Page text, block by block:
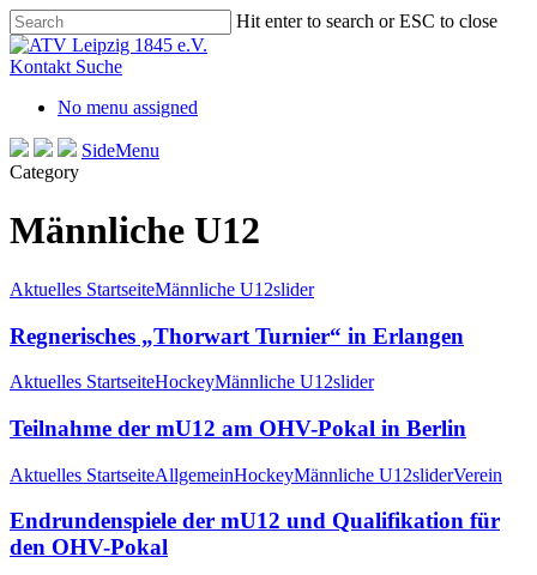
Skip
to
main
Hit enter to search or ESC to close
Close
Search
Kontakt Suche
No menu assigned
SideMenu
Category
Männliche U12
Aktuelles StartseiteMännliche U12slider
Regnerisches „Thorwart Turnier“ in Erlangen
Aktuelles StartseiteHockeyMännliche U12slider
Teilnahme der mU12 am OHV-Pokal in Berlin
Aktuelles StartseiteAllgemeinHockeyMännliche U12sliderVerein
Endrundenspiele der mU12 und Qualifikation für
den OHV-Pokal